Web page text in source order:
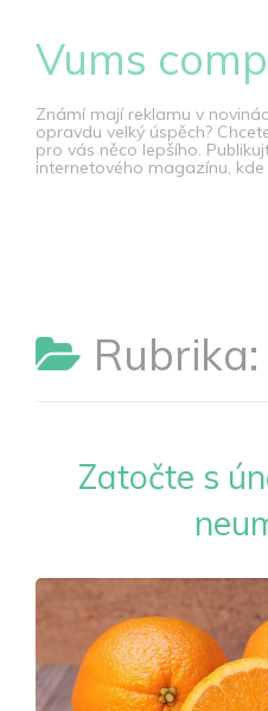
contentVums comp
Známí mají reklamu v
opravdu velký úspěch?
pro vás něco lepšího.
internetového magazínu,
Rubrika:
Zatočte s